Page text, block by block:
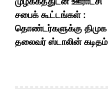
சபைக் கூட்டங்கள் :
தொண்டர்களுக்கு திமுக
தலைவர் ஸ்டாலின் கடிதம்